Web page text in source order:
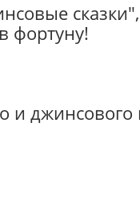
фортуну!
и